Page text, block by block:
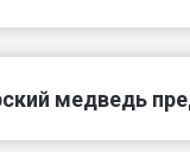
медведь